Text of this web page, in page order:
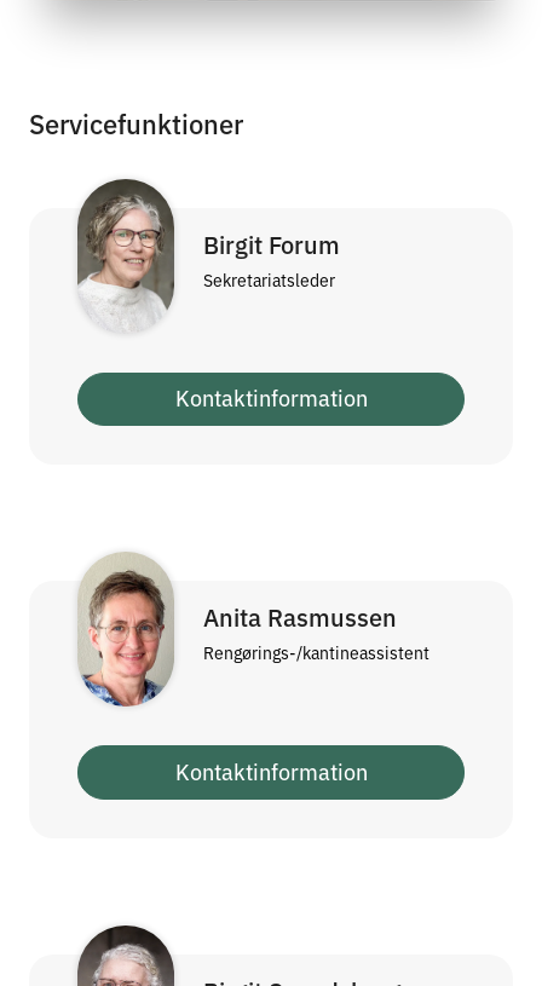
Servicefunktioner
Anita Rasmussen
Rengørings-/kantineassistent
Kontaktinformation
Birgit Forum
Sekretariatsleder
Kontaktinformation